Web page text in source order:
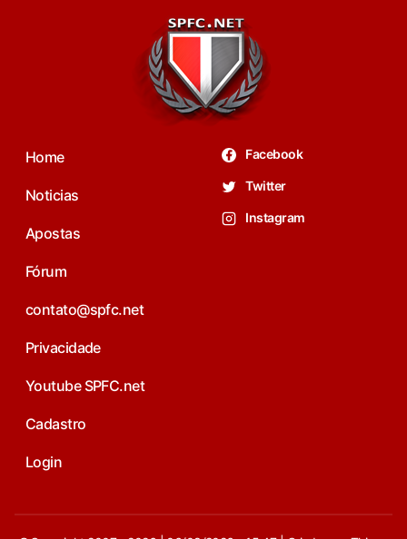
Home
Noticias
Apostas
Fórum
contato@spfc.net
Privacidade
Youtube SPFC.net
Cadastro
Login
Facebook
Twitter
Instagram